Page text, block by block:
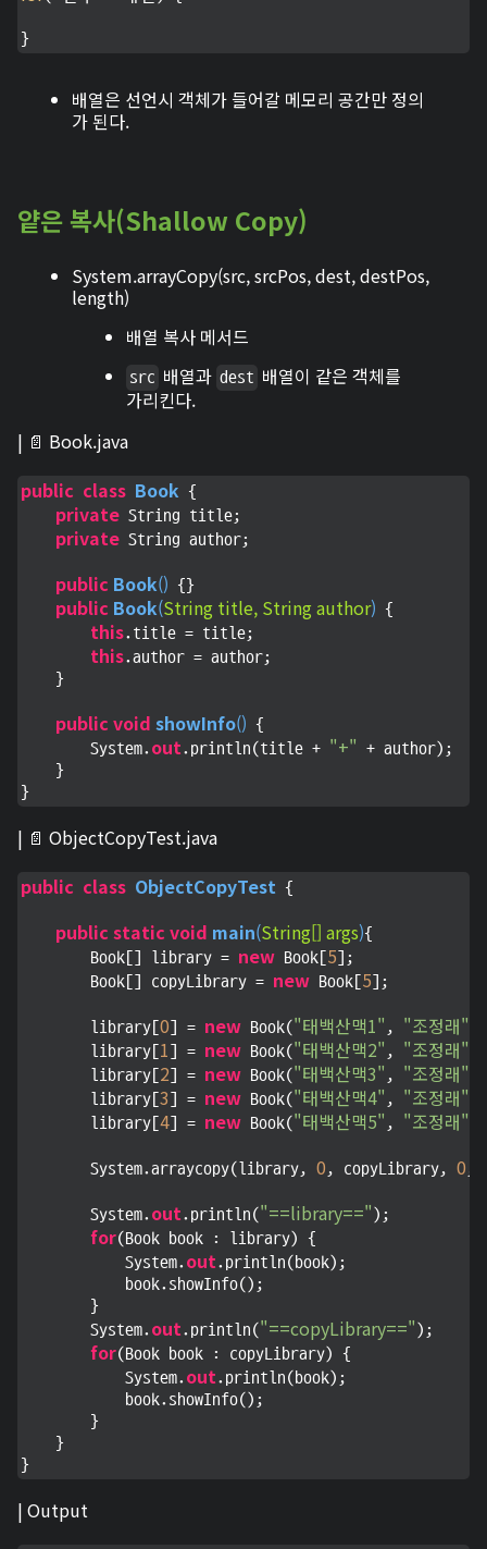
}
배열은 선언시 객체가 들어갈 메모리 공간만 정의
가 된다.
얕은 복사(Shallow Copy)
System.arrayCopy(src, srcPos, dest, destPos,
length)
배열 복사 메서드
src 배열과 dest 배열이 같은 객체를
가리킨다.
| 📄 Book.java
public class Book {
private String title;
private String author;
public Book() {}
public Book(String title, String author) {
this.title = title;
this.author = author;
    }
public void showInfo() {
        System.
out.println(title + "+" + author);
    }
}
| 📄 ObjectCopyTest.java
public class ObjectCopyTest {
public static void main(String[] args){
        Book[] library =
new Book[5];
        Book[] copyLibrary =
new Book[5];
        library[
0] = new Book("태백산맥1" , "조정래"
        library[
1] = new Book("태백산맥2" , "조정래"
        library[
2] = new Book("태백산맥3" , "조정래"
        library[
3] = new Book("태백산맥4" , "조정래"
        library[
4] = new Book("태백산맥5" , "조정래"
        System.arraycopy(library,
0 , copyLibrary, 0
        System.
out.println("==library==");
for(Book book : library) {
            System.
out.println(book);
            book.showInfo();
        }
        System.
out.println("==copyLibrary==");
for(Book book : copyLibrary) {
            System.
out.println(book);
            book.showInfo();
        }
    }
}
| Output